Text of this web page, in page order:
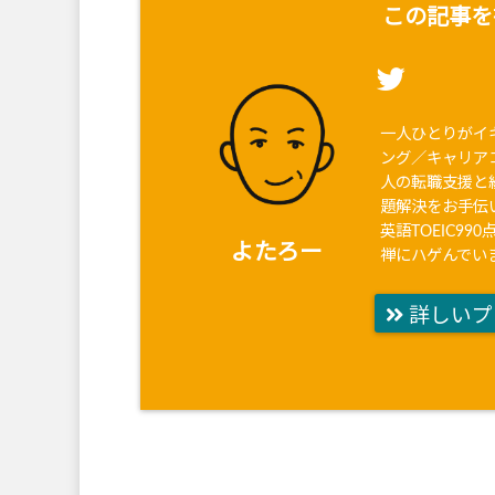
この記事
よたろー
一人ひとりがイ
ング／キャリ
人の転職支援と
題解決をお手伝
英語TOEIC990
禅にハゲんでい
詳しいプ